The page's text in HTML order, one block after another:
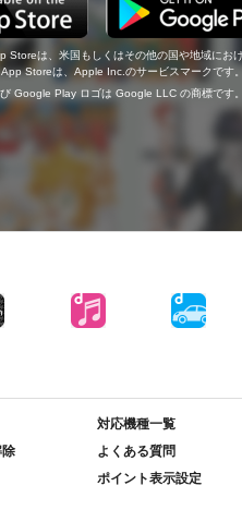
Storeは、米国もしくはその他の国や地域にお
Storeは、Apple Inc.のサービスマークです。
Google Play ロゴは Google LLC の商標です。
対応機種一覧
除
よくある質問
ポイント表示設定